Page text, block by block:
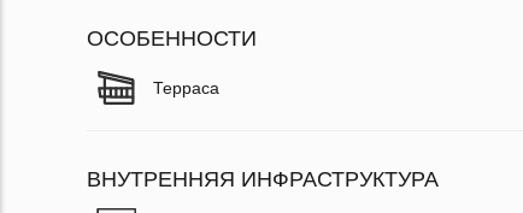
ОСОБЕННОСТИ
Терраса
ВНУТРЕННЯЯ ИНФРАСТРУКТУРА